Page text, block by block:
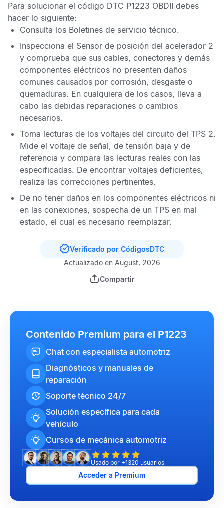
Para solucionar el código DTC P1223 OBDII debes
hacer lo siguiente:
Consulta los Boletines de servicio técnico.
Inspecciona el Sensor de posición del acelerador 2
y comprueba que sus cables, conectores y demás
componentes eléctricos no presenten daños
comunes causados por corrosión, desgaste o
quemaduras. En cualquiera de los casos, lleva a
cabo las debidas reparaciones o cambios
necesarios.
Toma lecturas de los voltajes del circuito del TPS 2.
Mide el voltaje de señal, de tensión baja y de
referencia y compara las lecturas reales con las
especificadas. De encontrar voltajes deficientes,
realiza las correcciones pertinentes.
De no tener daños en los componentes eléctricos ni
en las conexiones, sospecha de un TPS en mal
estado, el cual es necesario reemplazar.
Verificado por CódigosDTC
Actualizado en August, 2026
Compartir
Contenido Premium para el P1223
Chat con especialista automotriz
Diagnósticos y manuales de
reparación
Soporte técnico 24/7
Solución específica para cada
vehículo
Cursos de mecánica automotriz
Usado por +1320 usuarios
Acceder a Premium